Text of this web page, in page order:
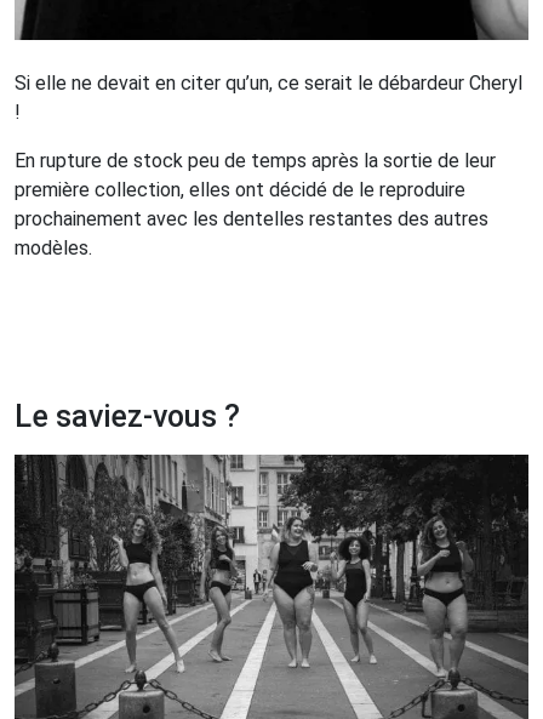
Si elle ne devait en citer qu’un, ce serait le débardeur Cheryl
!
En rupture de stock peu de temps après la sortie de leur
première collection, elles ont décidé de le reproduire
prochainement avec les dentelles restantes des autres
modèles.
Le saviez-vous ?